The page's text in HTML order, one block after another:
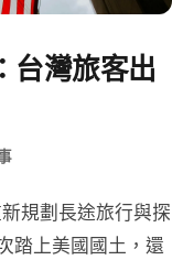
台灣旅客出
規劃長途旅行與探
踏上美國國土，還